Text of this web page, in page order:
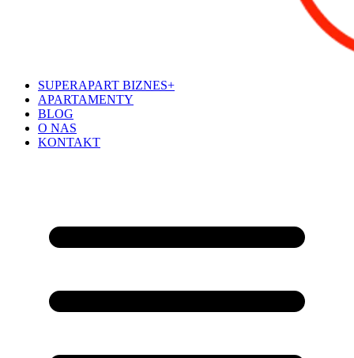
SUPERAPART BIZNES+
APARTAMENTY
BLOG
O NAS
KONTAKT